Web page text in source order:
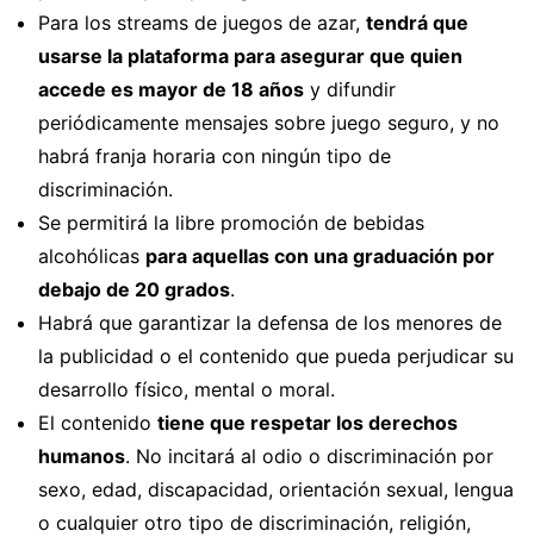
Para los streams de juegos de azar, tendrá que
usarse la plataforma para asegurar que quien
accede es mayor de 18 años y difundir
periódicamente mensajes sobre juego seguro, y no
habrá franja horaria con ningún tipo de
discriminación.
Se permitirá la libre promoción de bebidas
alcohólicas para aquellas con una graduación por
debajo de 20 grados.
Habrá que garantizar la defensa de los menores de
la publicidad o el contenido que pueda perjudicar su
desarrollo físico, mental o moral.
El contenido tiene que respetar los derechos
humanos. No incitará al odio o discriminación por
sexo, edad, discapacidad, orientación sexual, lengua
o cualquier otro tipo de discriminación, religión,